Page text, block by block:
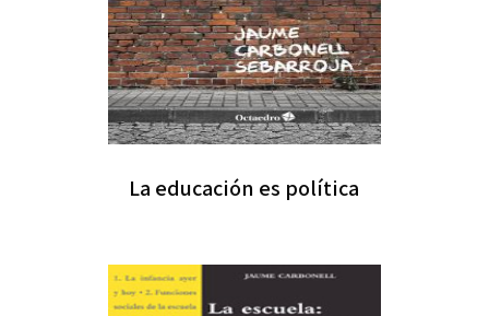
La educación es política